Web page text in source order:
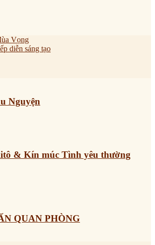
Vọng
diễn sáng tạo
Nguyện
& Kín múc Tình yêu thường
QUAN PHÒNG